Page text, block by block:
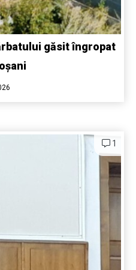
găsit îngropat
1